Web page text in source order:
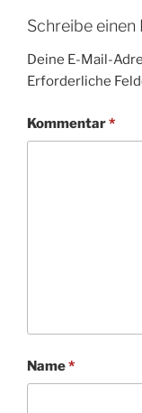
Schreibe
Deine E-Mail-
Erforderliche
Kommentar*
Name*